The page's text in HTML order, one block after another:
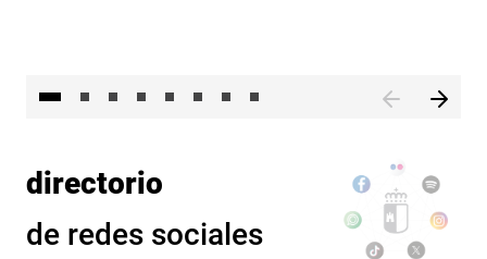
directorio
de redes sociales